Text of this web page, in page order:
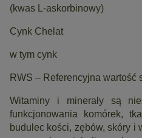
(kwas L-
Cynk Chelat
w tym cynk 15
RWS – Referencyjna wartość
Witaminy i minerały są
funkcjonowania komórek,
budulec kości, zębów, skóry i